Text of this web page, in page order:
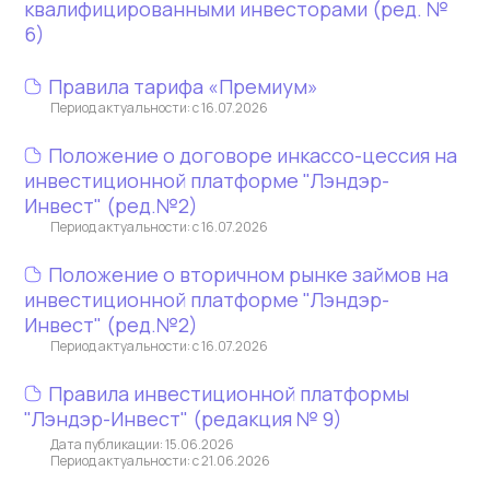
квалифицированными инвесторами (ред. №
6)
Правила тарифа «Премиум»
Период актуальности: с 16.07.2026
Положение о договоре инкассо-цессия на
инвестиционной платформе "Лэндэр-
Инвест" (ред.№2)
Период актуальности: с 16.07.2026
Положение о вторичном рынке займов на
инвестиционной платформе "Лэндэр-
Инвест" (ред.№2)
Период актуальности: с 16.07.2026
Правила инвестиционной платформы
"Лэндэр-Инвест" (редакция № 9)
Дата публикации: 15.06.2026
Период актуальности: с 21.06.2026